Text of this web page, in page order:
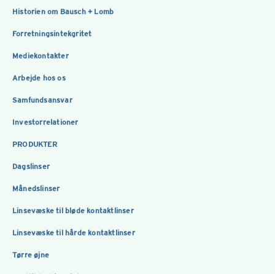
Historien om Bausch + Lomb
Forretningsintekgritet
Mediekontakter
Arbejde hos os
Samfundsansvar
Investorrelationer
PRODUKTER
Dagslinser
Månedslinser
Linsevæske til bløde kontaktlinser
Linsevæske til hårde kontaktlinser
Tørre øjne